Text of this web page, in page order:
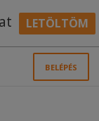
LETÖLTÖM
BELÉPÉS